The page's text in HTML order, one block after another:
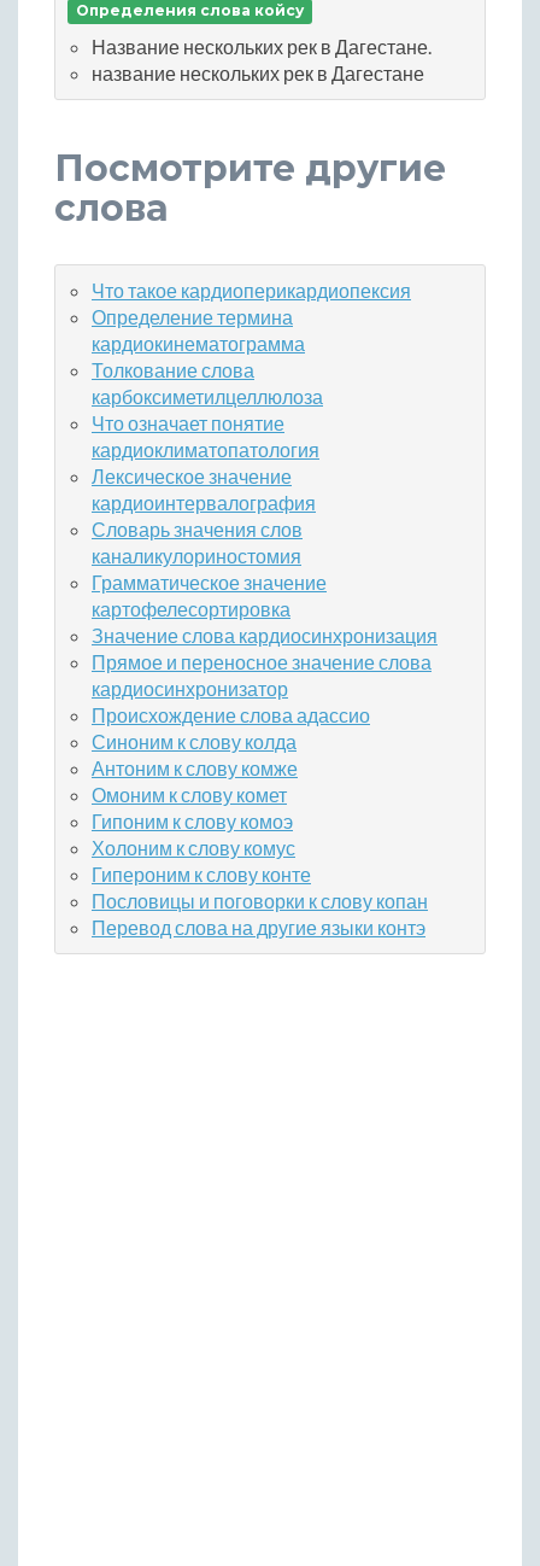
Определения слова койсу
Название нескольких рек в Дагестане.
название нескольких рек в Дагестане
Посмотрите другие
слова
Что такое кардиоперикардиопексия
Определение термина
кардиокинематограмма
Толкование слова
карбоксиметилцеллюлоза
Что означает понятие
кардиоклиматопатология
Лексическое значение
кардиоинтервалография
Словарь значения слов
каналикулориностомия
Грамматическое значение
картофелесортировка
Значение слова кардиосинхронизация
Прямое и переносное значение слова
кардиосинхронизатор
Происхождение слова адассио
Синоним к слову колда
Антоним к слову комже
Омоним к слову комет
Гипоним к слову комоэ
Холоним к слову комус
Гипероним к слову конте
Пословицы и поговорки к слову копан
Перевод слова на другие языки контэ